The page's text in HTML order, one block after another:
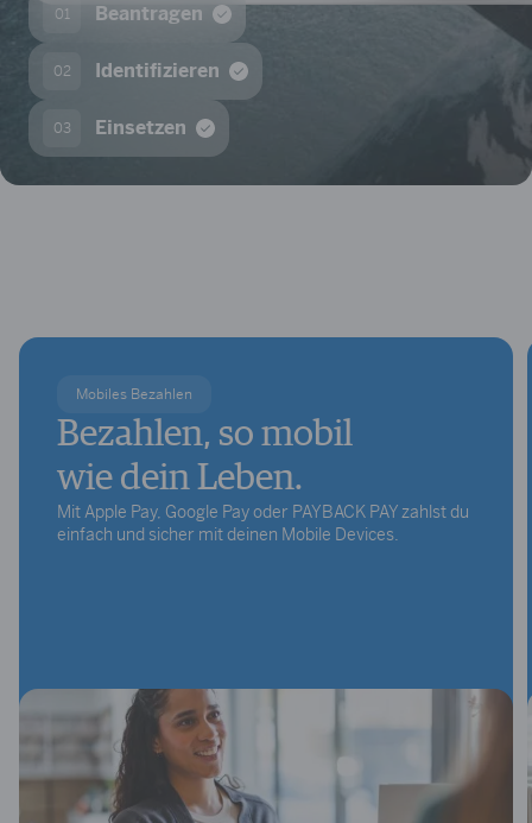
01 Beantragen
02 Identifizieren
03 Einsetzen
Mobiles Bezahlen
Bezahlen, so mobil
wie dein Leben.
Mit Apple Pay, Google Pay oder PAYBACK PAY zahlst du
einfach und sicher mit deinen Mobile Devices.